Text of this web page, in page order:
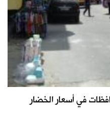
في أسعار الخضار